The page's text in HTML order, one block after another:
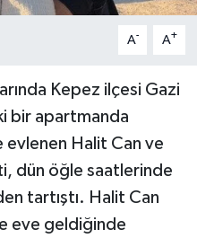
A- A+
Kepez ilçesi Gazi
bir apartmanda
Halit Can ve
dün öğle saatlerinde
tartıştı. Halit Can
eve geldiğinde